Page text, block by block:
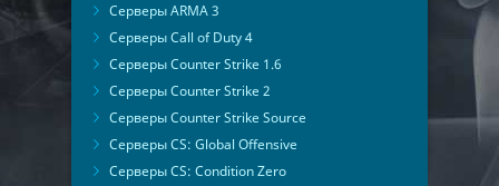
Серверы ARMA 3
Серверы Call of Duty 4
Серверы Counter Strike 1.6
Серверы Counter Strike 2
Серверы Counter Strike Source
Серверы CS: Global Offensive
Серверы CS: Condition Zero